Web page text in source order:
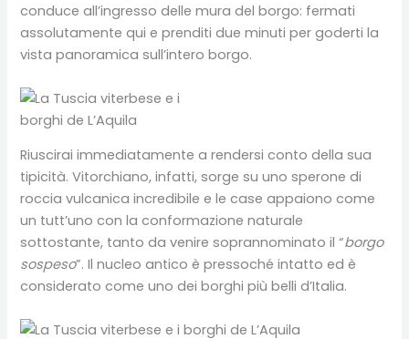
conduce all’ingresso delle mura del borgo: fermati
assolutamente qui e prenditi due minuti per goderti la
vista panoramica sull’intero borgo.
Riuscirai immediatamente a rendersi conto della sua
tipicità. Vitorchiano, infatti, sorge su uno sperone di
roccia vulcanica incredibile e le case appaiono come
un tutt’uno con la conformazione naturale
sottostante, tanto da venire soprannominato il “borgo
sospeso”. Il nucleo antico è pressoché intatto ed è
considerato come uno dei borghi più belli d’Italia.